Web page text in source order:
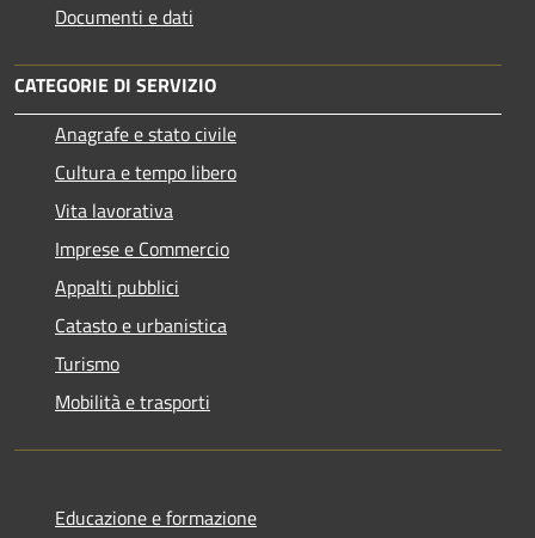
Documenti e dati
CATEGORIE DI SERVIZIO
Anagrafe e stato civile
Cultura e tempo libero
Vita lavorativa
Imprese e Commercio
Appalti pubblici
Catasto e urbanistica
Turismo
Mobilità e trasporti
Educazione e formazione